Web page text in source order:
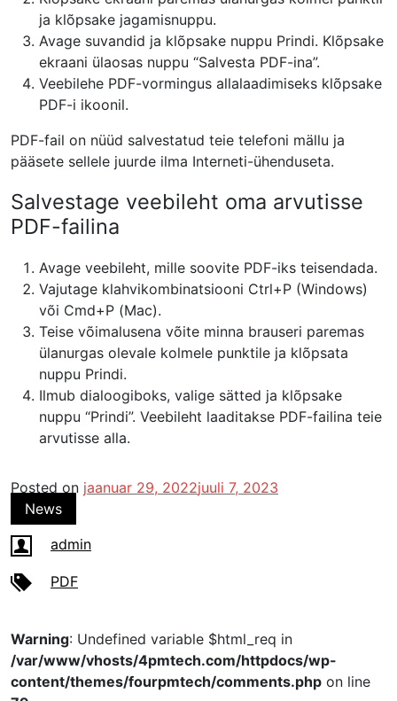
ja klõpsake jagamisnuppu.
Avage suvandid ja klõpsake nuppu Prindi. Klõpsake
ekraani ülaosas nuppu “Salvesta PDF-ina”.
Veebilehe PDF-vormingus allalaadimiseks klõpsake
PDF-i ikoonil.
PDF-fail on nüüd salvestatud teie telefoni mällu ja
pääsete sellele juurde ilma Interneti-ühenduseta.
Salvestage veebileht oma arvutisse
PDF-failina
Avage veebileht, mille soovite PDF-iks teisendada.
Vajutage klahvikombinatsiooni Ctrl+P (Windows)
või Cmd+P (Mac).
Teise võimalusena võite minna brauseri paremas
ülanurgas olevale kolmele punktile ja klõpsata
nuppu Prindi.
Ilmub dialoogiboks, valige sätted ja klõpsake
nuppu “Prindi”. Veebileht laaditakse PDF-failina teie
arvutisse alla.
Posted on jaanuar 29, 2022juuli 7, 2023
News
admin
PDF
Warning: Undefined variable $html_req in
/var/www/vhosts/4pmtech.com/httpdocs/wp-
content/themes/fourpmtech/comments.php on line